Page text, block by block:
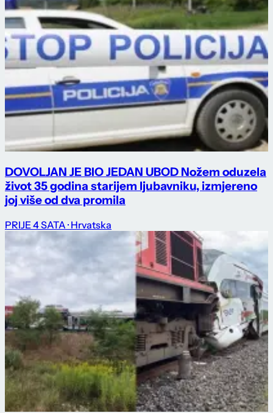
DOVOLJAN JE BIO JEDAN UBOD Nožem oduzela
život 35 godina starijem ljubavniku, izmjereno
joj više od dva promila
PRIJE 4 SATA · Hrvatska